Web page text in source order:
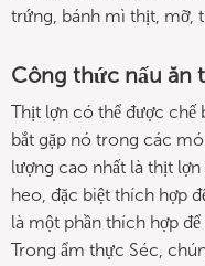
trứng, bánh mì thịt, mỡ,
Công thức nấu ăn
Thịt lợn có thể được chế
bắt gặp nó trong các
lượng cao nhất là thịt
heo, đặc biệt thích hợp
là một phần thích hợp
Trong ẩm thực Séc,